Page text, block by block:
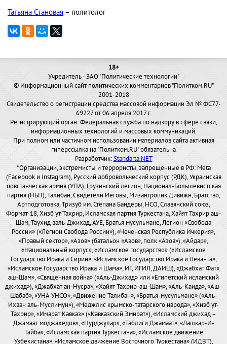
Татьяна Становая – политолог
18+
Учредитель - ЗАО "Политические технологии"
© Информационный сайт политических комментариев "Политком.RU"
2001-2018
Свидетельство о регистрации средства массовой информации Эл № ФС77-
69227 от 06 апреля 2017 г.
Регистрирующий орган: Федеральная служба по надзору в сфере связи,
информационных технологий и массовых коммуникаций.
При полном или частичном использовании материалов сайта активная
гиперссылка на "Политком.RU" обязательна
Разработчик:Standarta.NET
*Организации, экстремисты и террористы, запрещенные в РФ: Meta
(Facebook и Instagram), Русский добровольческий корпус (РДК), Украинская
повстанческая армия (УПА), Грузинский легион, Национал-Большевистская
партия (НБП), Талибан, Свидетели Иеговы, Мизантропик Дивижн, Братство,
Артподготовка, Тризуб им. Степана Бандеры, НСО, Славянский союз,
Формат-18, Хизб ут-Тахрир, Исламская партия Туркестана, Хайят Тахрир аш-
Шам, Таухид валь-Джихад, АУЕ, Братья мусульмане, Легион «Свобода
России» («Легион Свобода России»), «Чеченская Республика Ичкерия»,
«Правый сектор», «Азов» (батальон «Азов», полк «Азов»), «Айдар»,
«Национальный корпус», «Исламское государство» («Исламское
Государство Ирака и Сирии», «Исламское Государство Ирака и Леванта»,
«Исламское Государство Ирака и Шама», ИГ, ИГИЛ, ДАИШ), «Джабхат Фатх
аш-Шам», «Священная война» («Аль-Джихад» или «Египетский исламский
джихад»), «Джабхат ан-Нусра», «Хайят Тахрир-аш-Шам», «Аль-Каида», «Аш-
Шабаб», «УНА-УНСО», «Движение Талибан», «Братья-мусульмане» («Аль-
Ихван аль-Муслимун»), «Меджлис крымско-татарского народа», «Хизб ут-
Тахрир», «Имарат Кавказ» («Кавказский Эмират»), «Исламский джихад –
Джамаат моджахедов», «Нурджулар», «Таблиги Джамаат», «Лашкар-И-
Тайба», «Исламская партия Туркестана», «Исламское движение
Узбекистана», «Исламское движение Восточного Туркестана» (ИДВТ),